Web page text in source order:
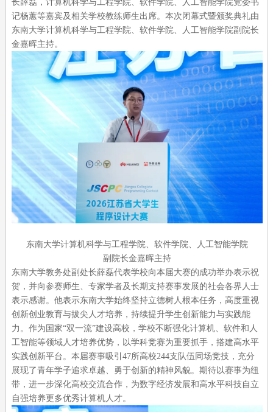
长薛磊，计算机科学与工程学院、软件学院、人工智能学院党委书
记杨蕙等嘉宾及相关学校教练师生出席。本次闭幕式暨颁奖典礼由
东南大学计算机科学与工程学院、软件学院、人工智能学院副院长
金嘉晖主持。
东南大学计算机科学与工程学院、软件学院、人工智能学院
副院长金嘉晖主持
东南大学教务处副处长薛磊代表学校向本届大赛的成功举办表示祝
贺，并向参赛师生、专家学者及长期支持赛事发展的社会各界人士
表示感谢。他表示东南大学始终坚持立德树人根本任务，高度重视
创新创业教育与拔尖人才培养，持续提升学生创新能力与实践能
力。作为国家“双一流”建设高校，学校不断强化计算机、软件和人
工智能等领域人才培养优势，以学科竞赛为重要抓手，搭建高水平
实践创新平台。本届赛事吸引47所高校244支队伍同场竞技，充分
展现了青年学子追求卓越、勇于创新的精神风貌。期待以赛事为纽
带，进一步深化高校交流合作，为数字经济发展和高水平科技自立
自强培养更多优秀计算机人才。